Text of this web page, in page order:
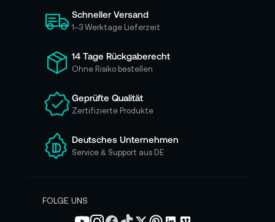
c
h
ü
r
u
e
e
n
N
s
Schneller Versand
1–3 Werktage Lieferzeit
14 Tage Rückgaberecht
Ohne Risiko bestellen
Geprüfte Qualität
Zertifizierte Produkte
Deutsches Unternehmen
Service & Support aus DE
FOLGE UNS